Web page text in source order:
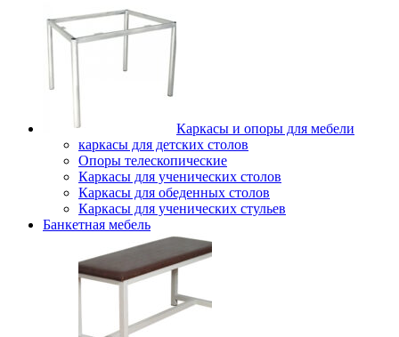
Каркасы и опоры для мебели
каркасы для детских столов
Опоры телескопические
Каркасы для ученических столов
Каркасы для обеденных столов
Каркасы для ученических стульев
Банкетная мебель